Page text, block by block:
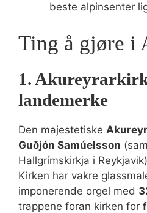
beste alpinsenter
Ting å gjøre i
1.
landemerke
Den majestetiske
Guðjón Samúelsson
Hallgrímskirkja i
Kirken har vakre
imponerende orgel med
trappene foran kirken for